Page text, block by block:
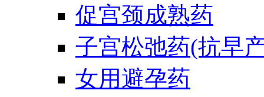
促宫颈成熟药
子宫松弛药(抗早
女用避孕药